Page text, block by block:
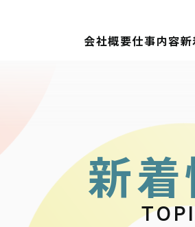
会社概要仕事内容
新着